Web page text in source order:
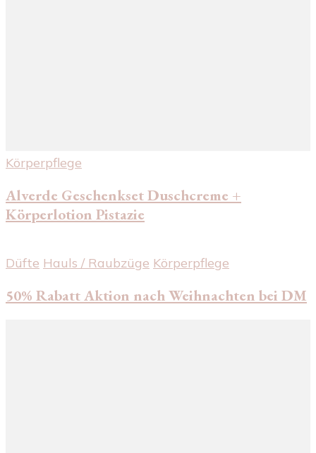
Körperpflege
Alverde Geschenkset Duschcreme +
Körperlotion Pistazie
Düfte Hauls / Raubzüge Körperpflege
50% Rabatt Aktion nach Weihnachten bei DM